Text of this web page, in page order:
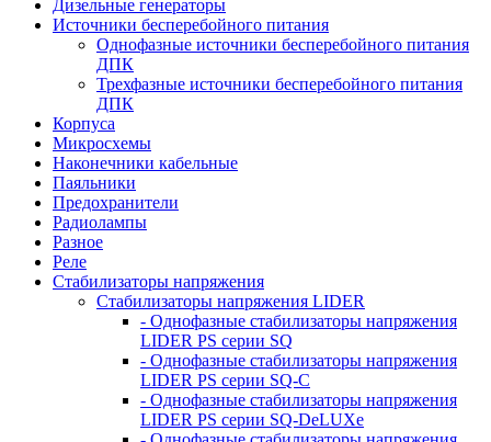
Дизельные генераторы
Источники бесперебойного питания
Однофазные источники бесперебойного питания
ДПК
Трехфазные источники бесперебойного питания
ДПК
Корпуса
Микросхемы
Наконечники кабельные
Паяльники
Предохранители
Радиолампы
Разное
Реле
Стабилизаторы напряжения
Стабилизаторы напряжения LIDER
- Однофазные стабилизаторы напряжения
LIDER PS серии SQ
- Однофазные стабилизаторы напряжения
LIDER PS серии SQ-C
- Однофазные стабилизаторы напряжения
LIDER PS серии SQ-DeLUXe